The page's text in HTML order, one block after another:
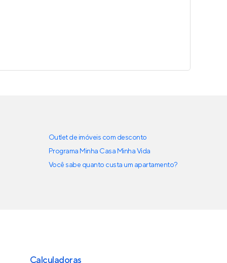
Outlet de imóveis com desconto
Programa Minha Casa Minha Vida
Você sabe quanto custa um apartamento?
Calculadoras